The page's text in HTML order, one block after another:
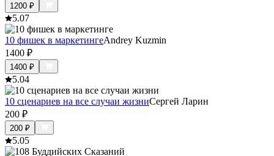
1200 ₽
5.07
10 фишек в маркетингеAndrey Kuzmin
1400 ₽
1400 ₽
5.04
10 сценариев на все случаи жизниСергей Ларин
200 ₽
200 ₽
5.05